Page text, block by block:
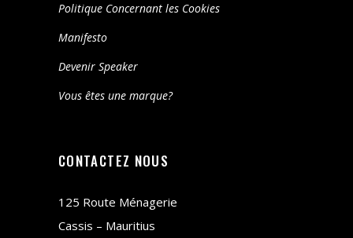
Politique Concernant les Cookies
Manifesto
Devenir Speaker
Vous êtes une marque?
CONTACTEZ NOUS
125 Route Ménagerie
Cassis – Mauritius